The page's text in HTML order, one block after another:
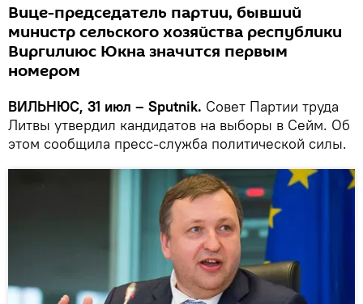
Вице-председатель партии, бывший
министр сельского хозяйства республики
Виргилиюс Юкна значится первым
номером
ВИЛЬНЮС, 31 июл – Sputnik. Совет Партии труда
Литвы утвердил кандидатов на выборы в Сейм. Об
этом сообщила пресс-служба политической силы.